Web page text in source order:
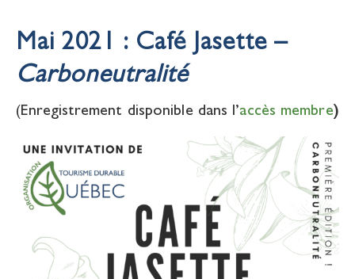
Mai 2021 : Café Jasette –
Carboneutralité
(Enregistrement disponible dans l’accès membre)